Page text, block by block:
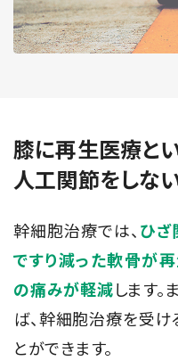
膝に再生医療と
人工関節をしな
幹細胞治療では、ひざ
ですり減った軟骨が
の痛みが軽減します
ば、幹細胞治療を受け
とができます。